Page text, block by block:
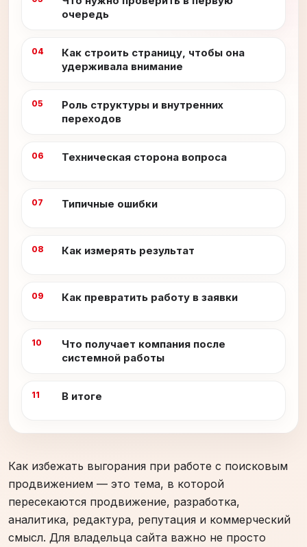
очередь
Как строить страницу, чтобы она
удерживала внимание
Роль структуры и внутренних
переходов
Техническая сторона вопроса
Типичные ошибки
Как измерять результат
Как превратить работу в заявки
Что получает компания после
системной работы
В итоге
Как избежать выгорания при работе с поисковым
продвижением — это тема, в которой
пересекаются продвижение, разработка,
аналитика, редактура, репутация и коммерческий
смысл. Для владельца сайта важно не просто